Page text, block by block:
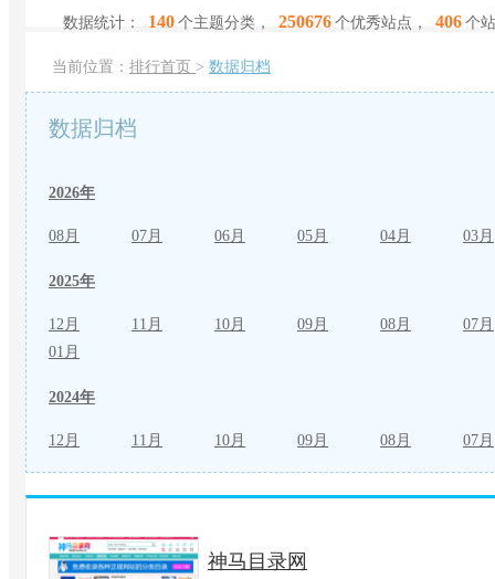
数据统计： 140 个主题分类， 250676 个优秀站点， 406 个
当前位置： 排行首页 > 数据归档
数据归档
2026年
08月 07月 06月 05月 04月 03月
2025年
12月 11月 10月 09月 08月
07月
01月
2024年
12月 11月 10月 09月 08月 07月
神马目录网